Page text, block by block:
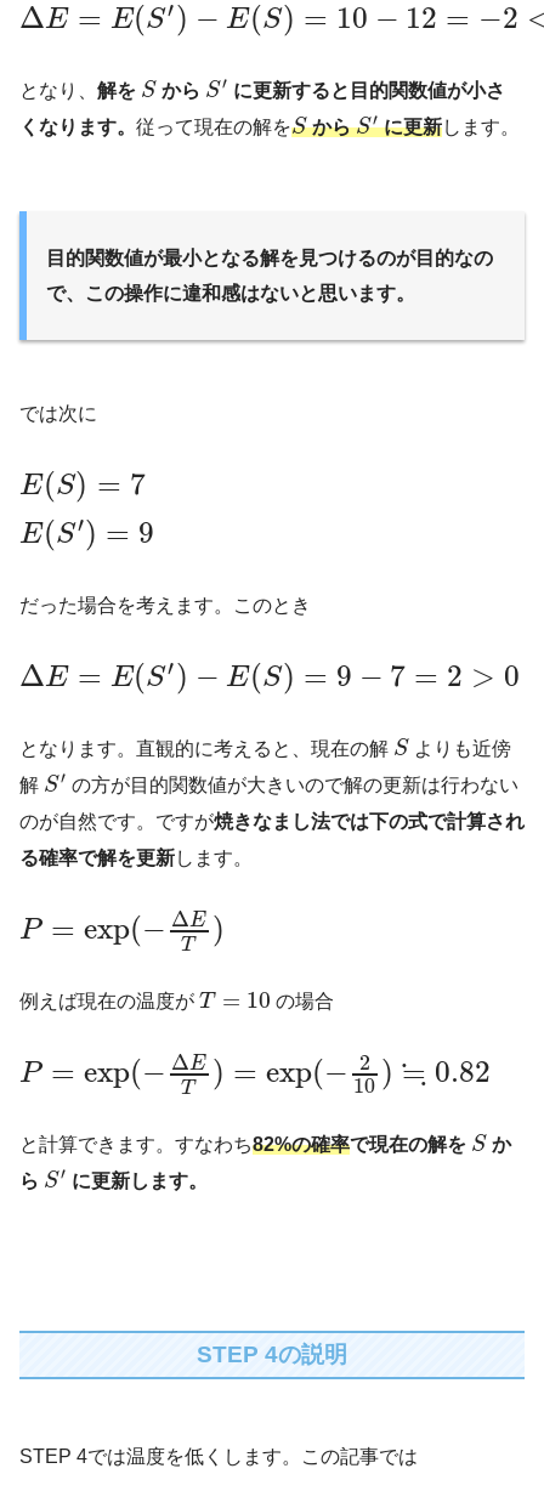
ΔE = E(S′) − E(S) = 10 − 12 = −2
となり、 解を S から S′ に更新すると目的関数値が小さ
くなります。 従って現在の解をSからS′に更新します。
目的関数値が最小となる解を見つけるのが目的なの
で、この操作に違和感はないと思います。
では次に
E(S) = 7
E(S′) = 9
だった場合を考えます。このとき
ΔE = E(S′) − E(S) = 9 − 7 = 2 > 0
となります。直観的に考えると、現在の解 S よりも近傍
解 S′ の方が目的関数値が大きいので解の更新は行わない
のが自然です。ですが焼きなまし法では下の式で計算され
る確率で解を更新します。
P = exp(− ΔE
T
)
例えば現在の温度が T = 10 の場合
P = exp(− ΔE
T
) = exp(− 2
10 ) ≒ 0.82
と計算できます。すなわち82%の確率で現在の解を S か
ら S′ に更新します。
STEP 4の説明
STEP 4では温度を低くします。この記事では